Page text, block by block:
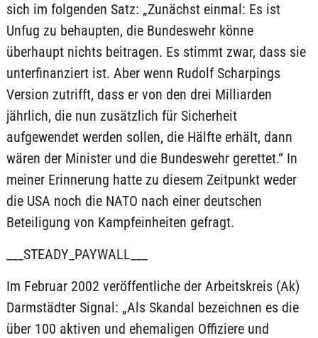
sich im folgenden Satz: „Zunächst einmal: Es ist
Unfug zu behaupten, die Bundeswehr könne
überhaupt nichts beitragen. Es stimmt zwar, dass sie
unterfinanziert ist. Aber wenn Rudolf Scharpings
Version zutrifft, dass er von den drei Milliarden
jährlich, die nun zusätzlich für Sicherheit
aufgewendet werden sollen, die Hälfte erhält, dann
wären der Minister und die Bundeswehr gerettet.“ In
meiner Erinnerung hatte zu diesem Zeitpunkt weder
die USA noch die NATO nach einer deutschen
Beteiligung von Kampfeinheiten gefragt.
___STEADY_PAYWALL___
Im Februar 2002 veröffentliche der Arbeitskreis (Ak)
Darmstädter Signal: „Als Skandal bezeichnen es die
über 100 aktiven und ehemaligen Offiziere und